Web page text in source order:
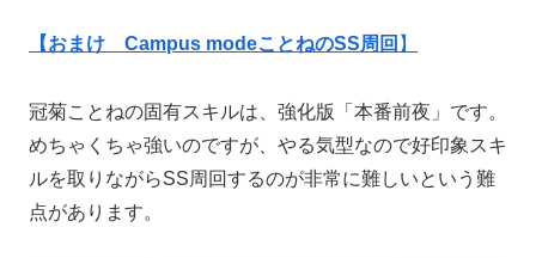
【おまけ Campus modeことねのSS周回 】
冠菊ことねの固有スキルは、強化版「本番前夜」です。
めちゃくちゃ強いのですが、やる気型なので好印象スキ
ルを取りながらSS周回するのが非常に難しいという難
点があります。